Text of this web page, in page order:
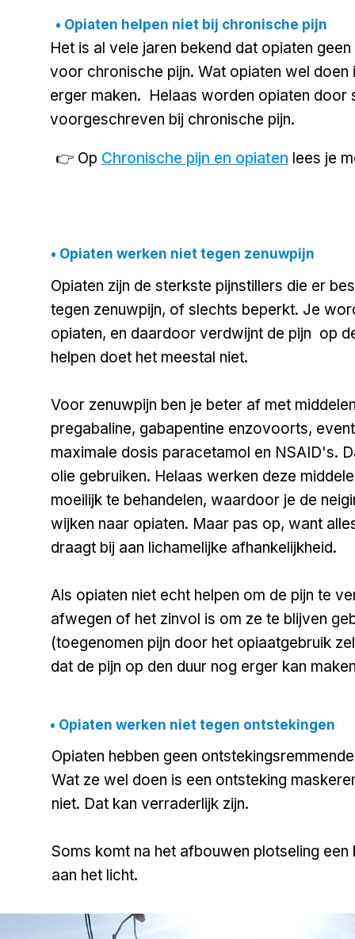
• Opiaten helpen niet bij chronische pijn
Het is al vele jaren bekend dat opiaten
voor chronische pijn. Wat opiaten wel
erger maken. Helaas worden opiaten door
voorgeschreven bij chronische pijn.
👉 Op Chronische pijn en opiaten lees je
​​​• Opiaten werken niet tegen zenuwpijn
Opiaten zijn de sterkste pijnstillers die er
tegen zenuwpijn, of slechts beperkt. Je
opiaten, en daardoor verdwijnt de pijn op
helpen doet het meestal niet.
Voor zenuwpijn ben je beter af met
pregabaline, gabapentine enzovoorts,
maximale dosis paracetamol en NSAID's.
olie gebruiken. Helaas werken deze
moeilijk te behandelen, waardoor je de
wijken naar opiaten. Maar pas op, want
draagt bij aan lichamelijke afhankelijkheid.
Als opiaten niet echt helpen om de pijn te
afwegen of het zinvol is om ze te blijven
(toegenomen pijn door het opiaatgebruik
dat de pijn op den duur nog erger kan
• Opiaten werken niet tegen ontstekingen
Opiaten hebben geen
Wat ze wel doen is een ontsteking
niet. Dat kan verraderlijk zijn.
Soms komt na het afbouwen plotseling
aan het licht.